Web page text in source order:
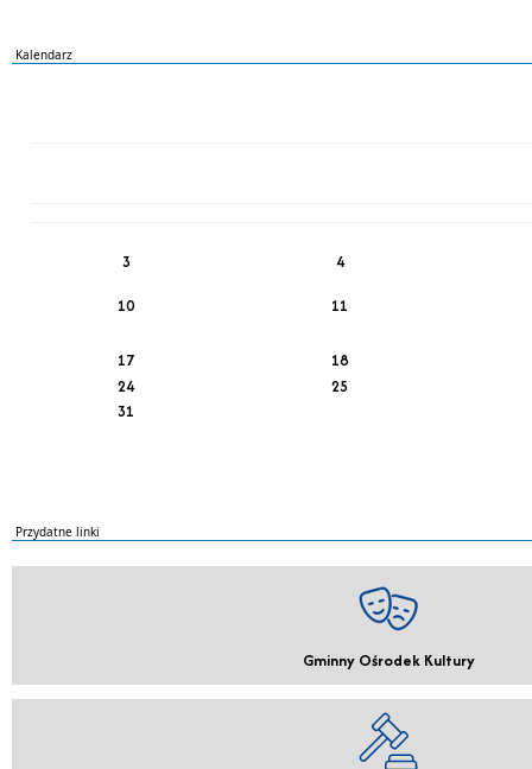
Kalendarz
3
4
10
11
17
18
24
25
31
Przydatne linki
Gminny Ośrodek Kultury